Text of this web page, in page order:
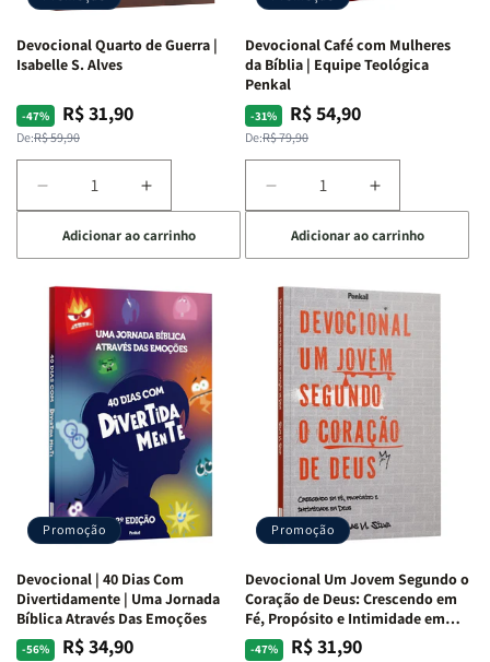
Devocional Quarto de Guerra |
Isabelle S. Alves
-47%
Preço
normal
De:R$ 59,90
Preço
promocional
R$ 31,90
Diminuir
a
quantidade
de
Devocional
Quarto
de
Guerra
Isabelle
S.
Alves
Aumentar
a
quantidade
de
Devocional
Quarto
de
Guerra
|
Isabelle
S.
Alves
Adicionar ao carrinho
Devocional Café com Mulheres
da Bíblia | Equipe Teológica
Penkal
-31%
Preço
normal
De:R$ 79,90
Preço
promocional
R$ 54,90
Diminuir
a
quantidade
de
Devocional
Café
com
Mulheres
da
Bíblia
Equipe
Teológica
Penkal
Aumentar
a
quantidade
de
Devocional
Café
com
Mulheres
da
Bíblia
|
Equipe
Teológica
Penkal
Adicionar ao carrinho
Promoção
Devocional | 40 Dias Com
Divertidamente | Uma Jornada
Bíblica Através Das Emoções
-56%
Preço
PreçoR$ 34,90
Promoção
Devocional Um Jovem Segundo o
Coração de Deus: Crescendo em
Fé, Propósito e Intimidade em
Deus
-47%
Preço
PreçoR$ 31,90